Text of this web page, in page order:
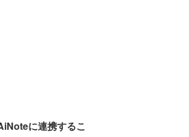
に連携するこ